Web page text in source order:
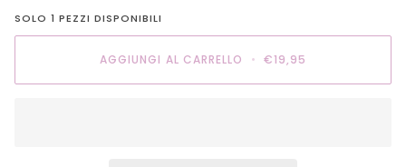
SOLO1 PEZZI DISPONIBILI
AGGIUNGI AL CARRELLO • €19,95